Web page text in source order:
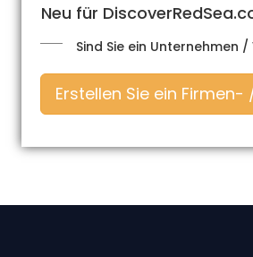
Neu für
Sind Sie ein Unternehmen
Erstellen Sie ein